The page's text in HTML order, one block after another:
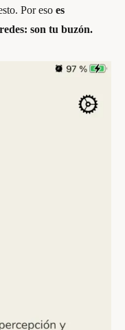
Por eso es
son tu buzón.